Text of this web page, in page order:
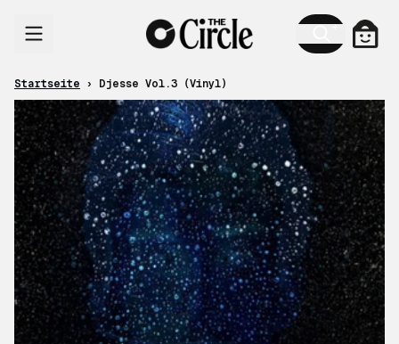
Startseite › Djesse Vol.3 (Vinyl)